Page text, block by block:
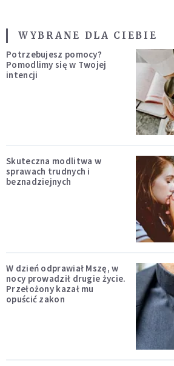
WYBRANE DLA CIEBIE
Potrzebujesz pomocy?
Pomodlimy się w Twojej
intencji
Skuteczna modlitwa w
sprawach trudnych i
beznadziejnych
W dzień odprawiał Mszę, w
nocy prowadził drugie życie.
Przełożony kazał mu
opuścić zakon